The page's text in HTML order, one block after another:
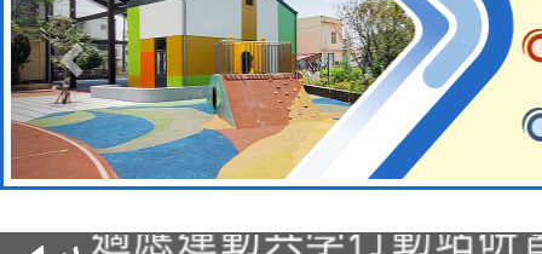
本校115學年度第2次
招甄選結果公告(無人